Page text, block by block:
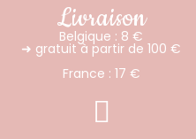
Livraison
Belgique : 8 €
➜ gratuit à partir de 100 €
France : 17 €